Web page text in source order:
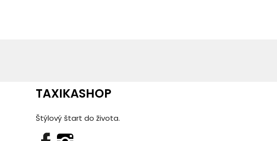
Prajeme
TAXIKASHOP
Štýlový štart do života.